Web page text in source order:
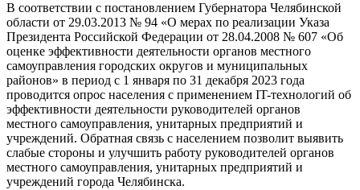
В соответствии с постановлением Губернатора Челябинской
области от 29.03.2013 № 94 «О мерах по реализации Указа
Президента Российской Федерации от 28.04.2008 № 607 «Об
оценке эффективности деятельности органов местного
самоуправления городских округов и муниципальных
районов» в период с 1 января по 31 декабря 2023 года
проводится опрос населения с применением IT-технологий об
эффективности деятельности руководителей органов
местного самоуправления, унитарных предприятий и
учреждений. Обратная связь с населением позволит выявить
слабые стороны и улучшить работу руководителей органов
местного самоуправления, унитарных предприятий и
учреждений города Челябинска.